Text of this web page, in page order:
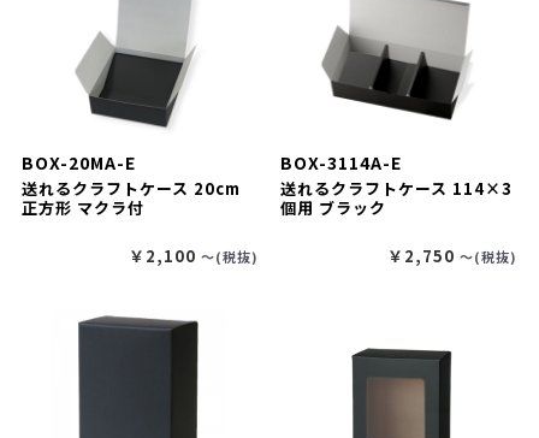
BOX-20MA-E
送れるクラフトケース 20cm
正方形 マクラ付
￥2,100 〜(税抜)
BOX-3114A-E
送れるクラフトケース 114×3
個用 ブラック
￥2,750 〜(税抜)